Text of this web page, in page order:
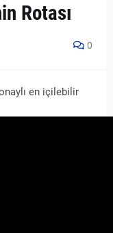
Rotası
0
en içilebilir